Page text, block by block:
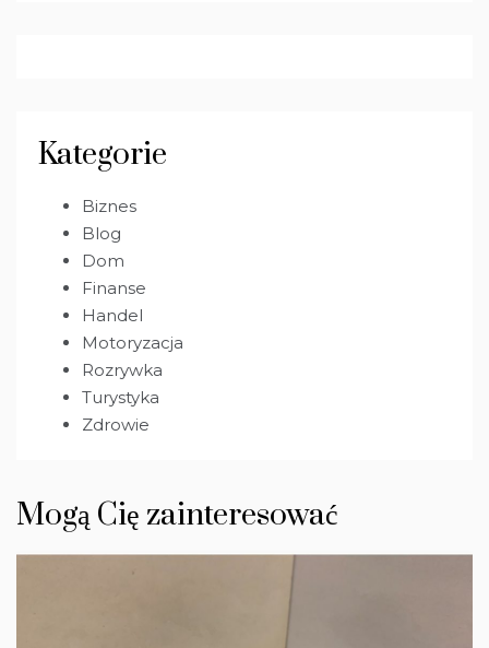
Kategorie
Biznes
Blog
Dom
Finanse
Handel
Motoryzacja
Rozrywka
Turystyka
Zdrowie
Mogą Cię zainteresować